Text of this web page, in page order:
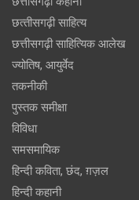
छत्‍तीसगढ़ी साहित्‍य
छत्तीसगढ़ी साहित्यिक आलेख
ज्योतिष, आयुर्वेद
तकनीकी
पुस्‍तक समीक्षा
विविधा
समसमायिक
हिन्दी कविता, छंद, ग़ज़ल
हिन्दी कहानी